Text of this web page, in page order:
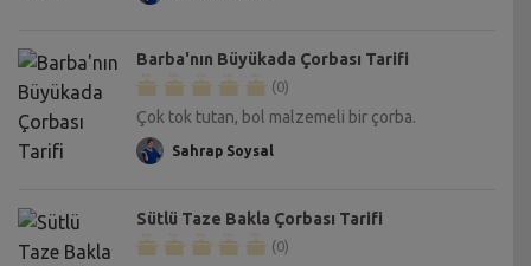
Barba'nın Büyükada Çorbası Tarifi
(0)
Çok tok tutan, bol malzemeli bir çorba.
Sahrap Soysal
Sütlü Taze Bakla Çorbası Tarifi
(0)